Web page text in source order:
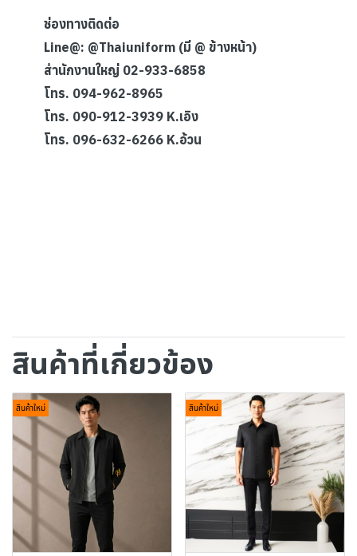
ช่องทางติดต่อ
Line@: @Thaiuniform (มี @ ข้างหน้า)
สำนักงานใหญ่ 02-933-6858
โทร. 094-962-8965
โทร. 090-912-3939 K.เอิง
โทร. 096-632-6266 K.อ้วน
สินค้าที่เกี่ยวข้อง
สินค้าใหม่ สินค้าใหม่